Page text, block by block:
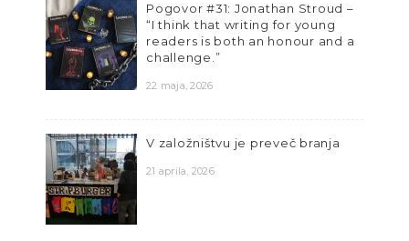
Pogovor #31: Jonathan Stroud –
“I think that writing for young
readers is both an honour and a
challenge.”
22 maja, 2026
V založništvu je preveč branja
21 aprila, 2026